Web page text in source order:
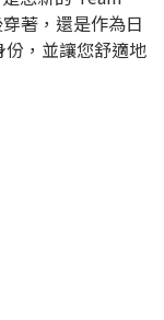
著，還是作為日
，並讓您舒適地